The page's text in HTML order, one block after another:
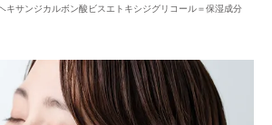
キサンジカルボン酸ビスエトキシジグリコール＝保湿成分